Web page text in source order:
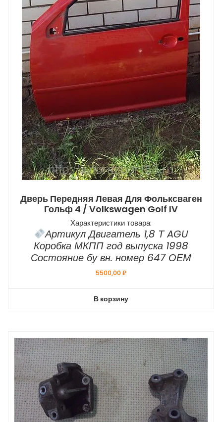
Дверь Передняя Левая Для Фольксваген
Гольф 4 / Volkswagen Golf IV
Характеристики товара:
Артикул Двигатель 1,8 Т AGU
Коробка МКПП год выпуска 1998
Состояние бу вн. номер 647 ОЕМ
5500,00₽
В корзину